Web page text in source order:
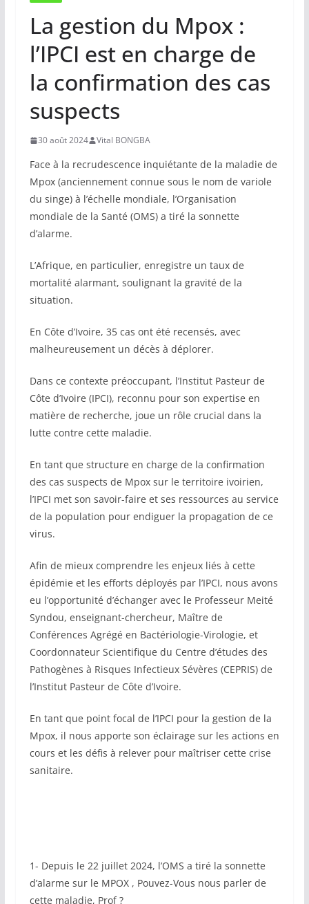
La gestion du Mpox :
l’IPCI est en charge de
la confirmation des cas
suspects
30 août 2024 Vital BONGBA
Face à la recrudescence inquiétante de la maladie de
Mpox (anciennement connue sous le nom de variole
du singe) à l’échelle mondiale, l’Organisation
mondiale de la Santé (OMS) a tiré la sonnette
d’alarme.
L’Afrique, en particulier, enregistre un taux de
mortalité alarmant, soulignant la gravité de la
situation.
En Côte d’Ivoire, 35 cas ont été recensés, avec
malheureusement un décès à déplorer.
Dans ce contexte préoccupant, l’Institut Pasteur de
Côte d’Ivoire (IPCI), reconnu pour son expertise en
matière de recherche, joue un rôle crucial dans la
lutte contre cette maladie.
En tant que structure en charge de la confirmation
des cas suspects de Mpox sur le territoire ivoirien,
l’IPCI met son savoir-faire et ses ressources au service
de la population pour endiguer la propagation de ce
virus.
Afin de mieux comprendre les enjeux liés à cette
épidémie et les efforts déployés par l’IPCI, nous avons
eu l’opportunité d’échanger avec le Professeur Meité
Syndou, enseignant-chercheur, Maître de
Conférences Agrégé en Bactériologie-Virologie, et
Coordonnateur Scientifique du Centre d’études des
Pathogènes à Risques Infectieux Sévères (CEPRIS) de
l’Institut Pasteur de Côte d’Ivoire.
En tant que point focal de l’IPCI pour la gestion de la
Mpox, il nous apporte son éclairage sur les actions en
cours et les défis à relever pour maîtriser cette crise
sanitaire.
1- Depuis le 22 juillet 2024, l’OMS a tiré la sonnette
d’alarme sur le MPOX , Pouvez-Vous nous parler de
cette maladie, Prof ?